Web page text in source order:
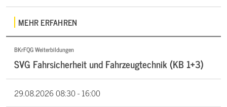
MEHR ERFAHREN
BKrFQG Weiterbildungen
SVG Fahrsicherheit und Fahrzeugtechnik (KB 1+3)
29.08.202608:30 - 16:00